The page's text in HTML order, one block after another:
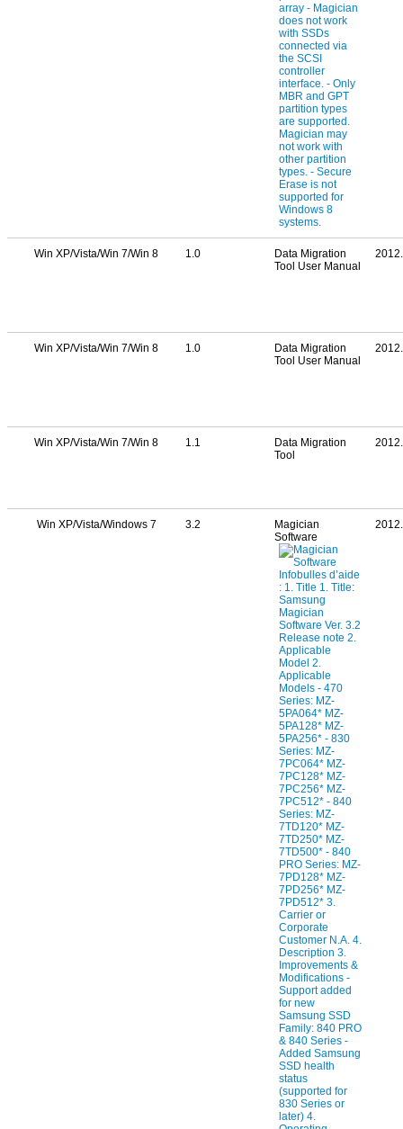
Win XP/Vista/Win 7/Win 8 1.0
Data Migration
Tool User Manual
Win XP/Vista/Win 7/Win 8 1.0
Data Migration
Tool User Manual
Win XP/Vista/Win 7/Win 8 1.1
Data Migration
Tool
Win XP/Vista/Windows 7 3.2
Magician
Software